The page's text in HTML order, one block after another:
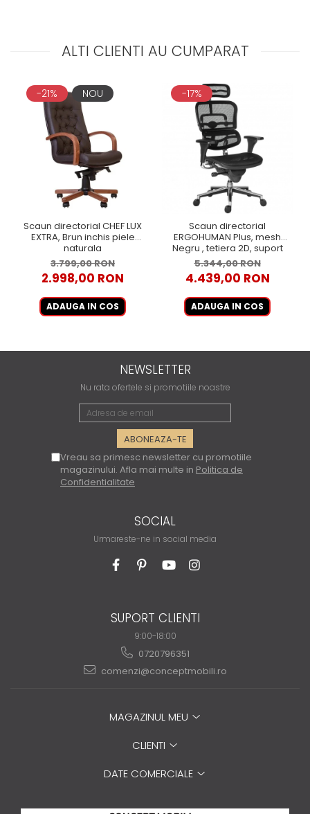
ALTI CLIENTI AU CUMPARAT
-21% NOU
Scaun directorial CHEF LUX
EXTRA, Brun inchis piele
naturala
3.799,00 RON
2.998,00 RON
ADAUGA IN COS
-17%
Scaun directorial
ERGOHUMAN Plus, mesh
Negru , tetiera 2D, suport
lombar, brate reglabile 3D
5.344,00 RON
4.439,00 RON
ADAUGA IN COS
NEWSLETTER
Nu rata ofertele si promotiile noastre
Vreau sa primesc newsletter cu promotiile
magazinului. Afla mai multe in Politica de
Confidentialitate
SOCIAL
Urmareste-ne in social media
SUPORT CLIENTI
9:00-18:00
0720796351
comenzi@conceptmobili.ro
MAGAZINUL MEU
CLIENTI
DATE COMERCIALE